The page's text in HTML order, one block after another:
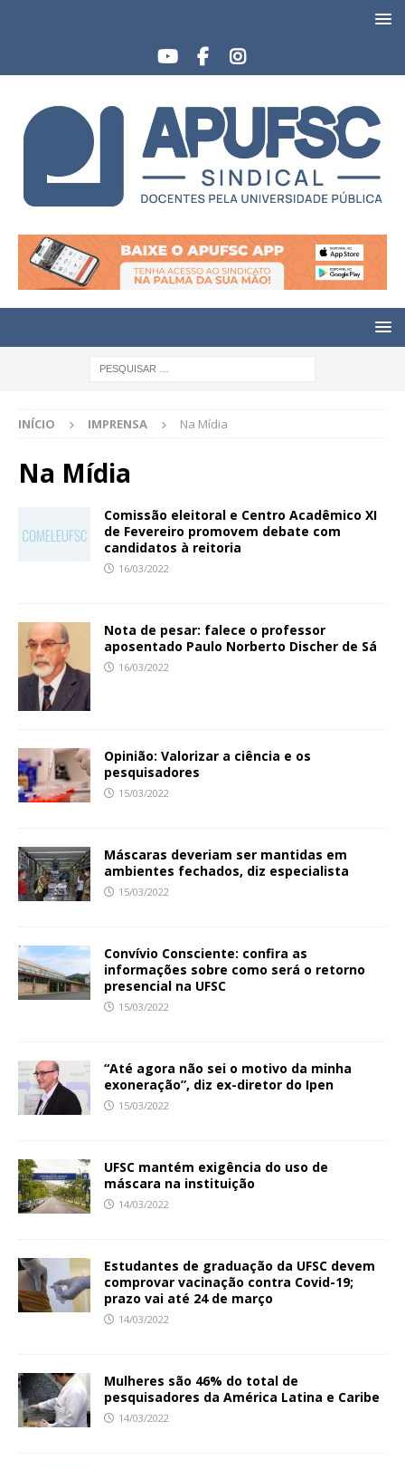
INÍCIO IMPRENSA Na Mídia
Na Mídia
Comissão eleitoral e Centro Acadêmico XI
de Fevereiro promovem debate com
candidatos à reitoria
16/03/2022
Nota de pesar: falece o professor
aposentado Paulo Norberto Discher de Sá
16/03/2022
Opinião: Valorizar a ciência e os
pesquisadores
15/03/2022
Máscaras deveriam ser mantidas em
ambientes fechados, diz especialista
15/03/2022
Convívio Consciente: confira as
informações sobre como será o retorno
presencial na UFSC
15/03/2022
“Até agora não sei o motivo da minha
exoneração”, diz ex-diretor do Ipen
15/03/2022
UFSC mantém exigência do uso de
máscara na instituição
14/03/2022
Estudantes de graduação da UFSC devem
comprovar vacinação contra Covid-19;
prazo vai até 24 de março
14/03/2022
Mulheres são 46% do total de
pesquisadores da América Latina e Caribe
14/03/2022